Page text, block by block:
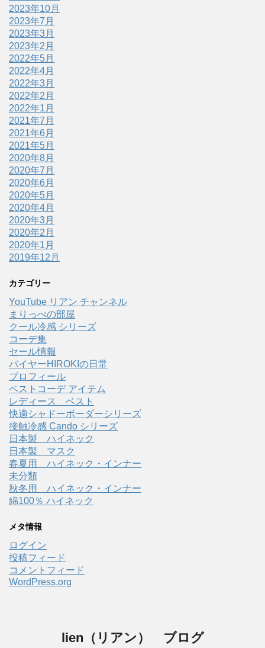
2023年10月
2023年7月
2023年3月
2023年2月
2022年5月
2022年4月
2022年3月
2022年2月
2022年1月
2021年7月
2021年6月
2021年5月
2020年8月
2020年7月
2020年6月
2020年5月
2020年4月
2020年3月
2020年2月
2020年1月
2019年12月
カテゴリー
YouTube リアン チャンネル
まりっぺの部屋
クール冷感 シリーズ
コーデ集
セール情報
バイヤーHIROKIの日常
プロフィール
ベストコーデ アイテム
レディース ベスト
快適シャドーボーダーシリーズ
接触冷感 Cando シリーズ
日本製 ハイネック
日本製 マスク
春夏用 ハイネック・インナー
未分類
秋冬用 ハイネック・インナー
綿100％ ハイネック
メタ情報
ログイン
投稿フィード
コメントフィード
WordPress.org
lien（リアン） ブログ